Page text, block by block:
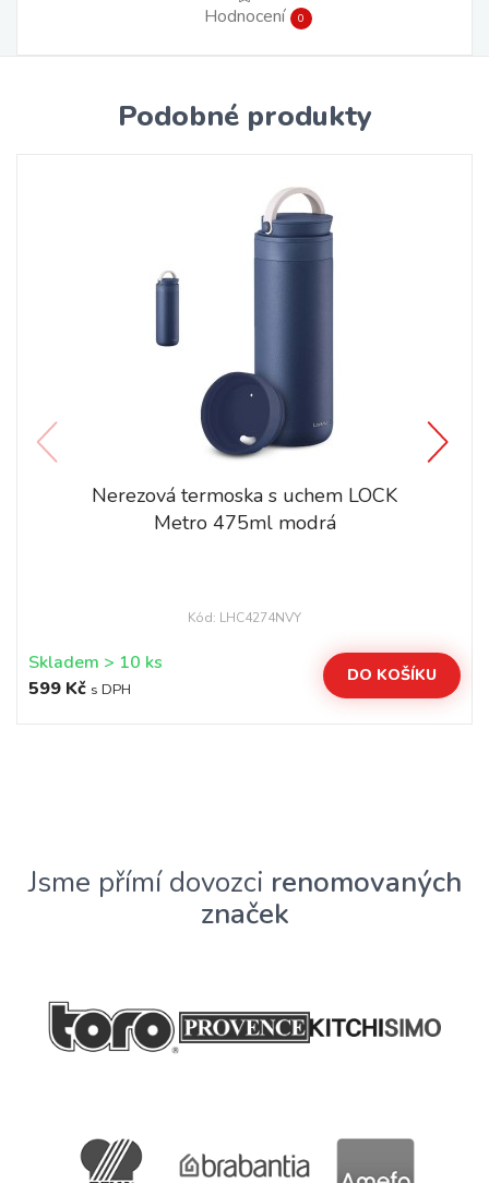
Hodnocení 0
Podobné produkty
Nerezová termoska s uchem LOCK
Metro 475ml modrá
Kód: LHC4274NVY
Skladem > 10 ks
599 Kč s DPH
DO KOŠÍKU
Jsme přímí dovozci renomovaných
značek